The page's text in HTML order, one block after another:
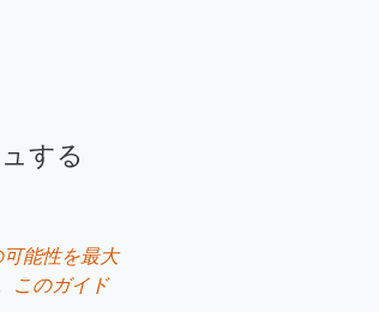
する
能性を最大
このガイド